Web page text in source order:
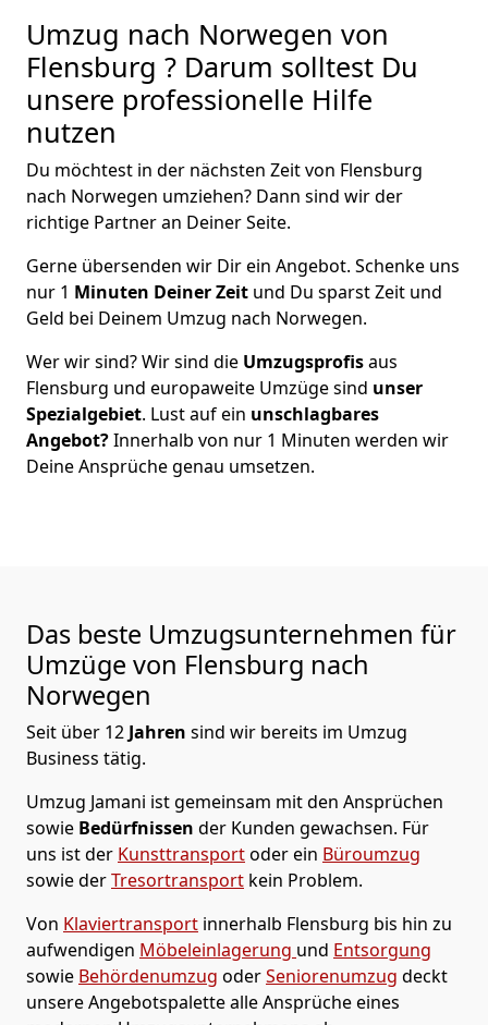
Umzug nach Norwegen von
Flensburg ? Darum solltest Du
unsere professionelle Hilfe
nutzen
Du möchtest in der nächsten Zeit von Flensburg
nach Norwegen umziehen? Dann sind wir der
richtige Partner an Deiner Seite.
Gerne übersenden wir Dir ein Angebot. Schenke uns
nur 1 Minuten Deiner Zeit und Du sparst Zeit und
Geld bei Deinem Umzug nach Norwegen.
Wer wir sind? Wir sind die Umzugsprofisaus
Flensburg und europaweite Umzüge sind unser
Spezialgebiet. Lust auf ein unschlagbares
Angebot?Innerhalb von nur 1 Minuten werden wir
Deine Ansprüche genau umsetzen.
Das beste Umzugsunternehmen für
Umzüge von Flensburg nach
Norwegen
Seit über 12 Jahren sind wir bereits im Umzug
Business tätig.
Umzug Jamani ist gemeinsam mit den Ansprüchen
sowie Bedürfnissen der Kunden gewachsen. Für
uns ist der Kunsttransportoder ein Büroumzug
sowie derTresortransport kein Problem.
Von Klaviertransport innerhalb Flensburg bis hin zu
aufwendigen Möbeleinlagerung und Entsorgung
sowie Behördenumzug oderSeniorenumzug deckt
unsere Angebotspalette alle Ansprüche eines